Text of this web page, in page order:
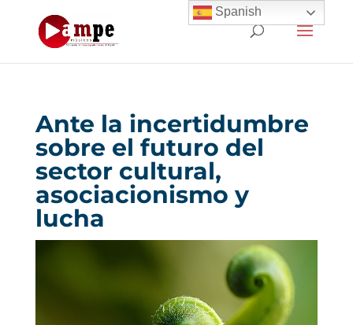
Ante la incertidumbre
sobre el futuro del
sector cultural,
asociacionismo y
lucha
Spanish